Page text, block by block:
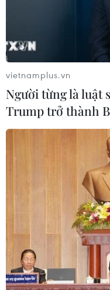
vietnamplus.vn
Người từng là luật
Trump trở thành